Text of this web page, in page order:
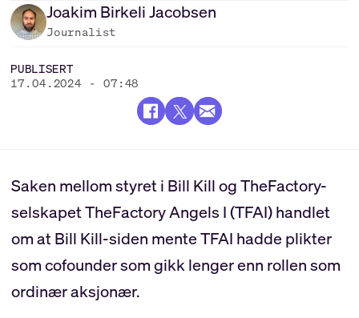
Joakim Birkeli Jacobsen
Journalist
PUBLISERT
17.04.2024 - 07:48
Saken mellom styret i Bill Kill og TheFactory-
selskapet TheFactory Angels I (TFAI) handlet
om at Bill Kill-siden mente TFAI hadde plikter
som cofounder som gikk lenger enn rollen som
ordinær aksjonær.